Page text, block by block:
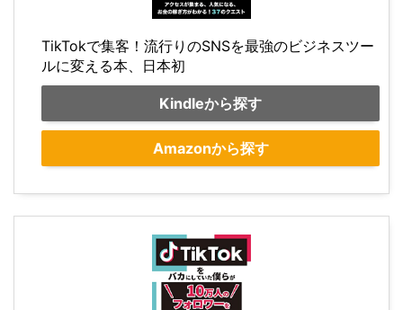
TikTokで集客！流行りのSNSを最強のビジネスツー
ルに変える本、日本初
Kindleから探す
Amazonから探す